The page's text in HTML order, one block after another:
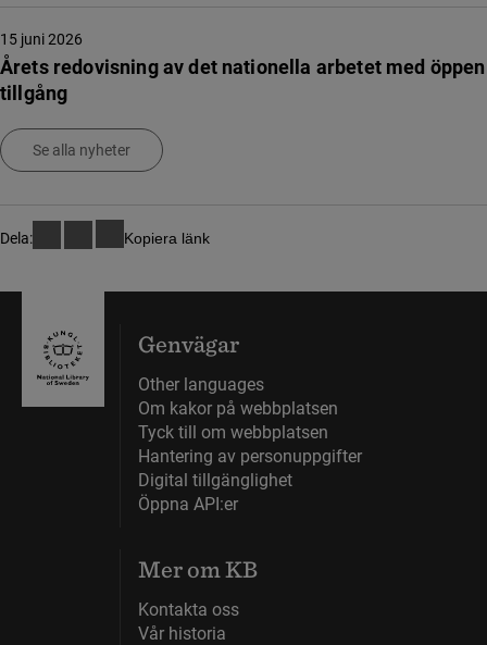
Årets redovisning av det nationella arbetet med öppen
tillgång
15 juni 2026
Se alla nyheter
Dela: Kopiera länk
Genvägar
Other languages
Om kakor på webbplatsen
Tyck till om webbplatsen
Hantering av personuppgifter
Digital tillgänglighet
Öppna API:er
Mer om KB
Kontakta oss
Vår historia